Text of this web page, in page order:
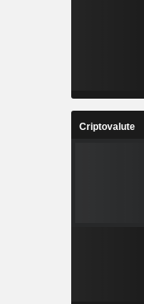
Criptovalute